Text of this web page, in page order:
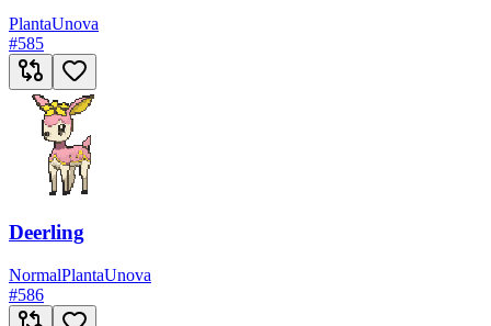
PlantaUnova
#585
Deerling
NormalPlantaUnova
#586